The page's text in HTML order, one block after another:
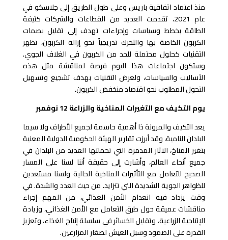
منذ اعتماد اتفاقية باريس وعلى طول الطريق إلى جلاسكو في
عام 2021، تقدمت العديد من القطاعات والشركات كثيفة
الطاقة بخطط وسياسات وإجراءات تهدف إلى تقليل بصمات
الكربون الخاصة بها والتحرك تدريجياً نحو إزالة الكربون، تظهر
التقنيات كحلول محتملة للحد من الكربون في الغلاف الجوي.
وستكون اجتماعات هذا اليوم فرصة لمناقشة مثل هذه
الأساليب والسياسات، ولعرض التقنيات بهدف تشجيع وتسهيل
التحول المطلوب نحو اقتصاد منخفض الكربون.
يوم التكيف مع التغيرات المناخية والزراعة 12 نوفمبر
يعد التكيف والمرونة ذا أهمية حاسمة لجميع الأطراف ولا سيما
البلدان النامية، وقد أبرزت تقارير الهيئة الحكومية الدولية المعنية
بتغير المناخ، الآثار المدمرة التي تحملتها العديد من البلدان في
جميع أنحاء العالم، وأشارت إلى حقيقة أننا لسنا على المسار
الصحيح للتعامل مع التأثيرات المناخية الحالية ولسنا مستعدين
للظواهر الجوية الشديدة التي تتزايد. من حيث العدد والشدة. في
وقت يزداد فيه انعدام الأمن الغذائي، من المهم إجراء
مناقشات عميقة حول طرق التعامل مع الأمن الغذائي، وزيادة
الإنتاجية الزراعية، وتقليل الخسائر في سلسلة إنتاج الغذاء، وتعزيز
القدرة على الصمود وسبل العيش لصغار المزارعين.